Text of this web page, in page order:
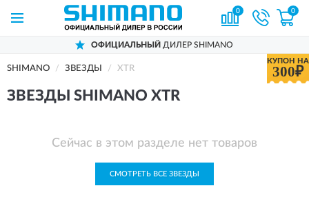
0 0
ОФИЦИАЛЬНЫЙ ДИЛЕР SHIMANO
КУПОН НА
300₽
SHIMANO ЗВЕЗДЫ XTR
ЗВЕЗДЫ SHIMANO XTR
Сейчас в этом разделе нет товаров
СМОТРЕТЬ ВСЕ ЗВЕЗДЫ